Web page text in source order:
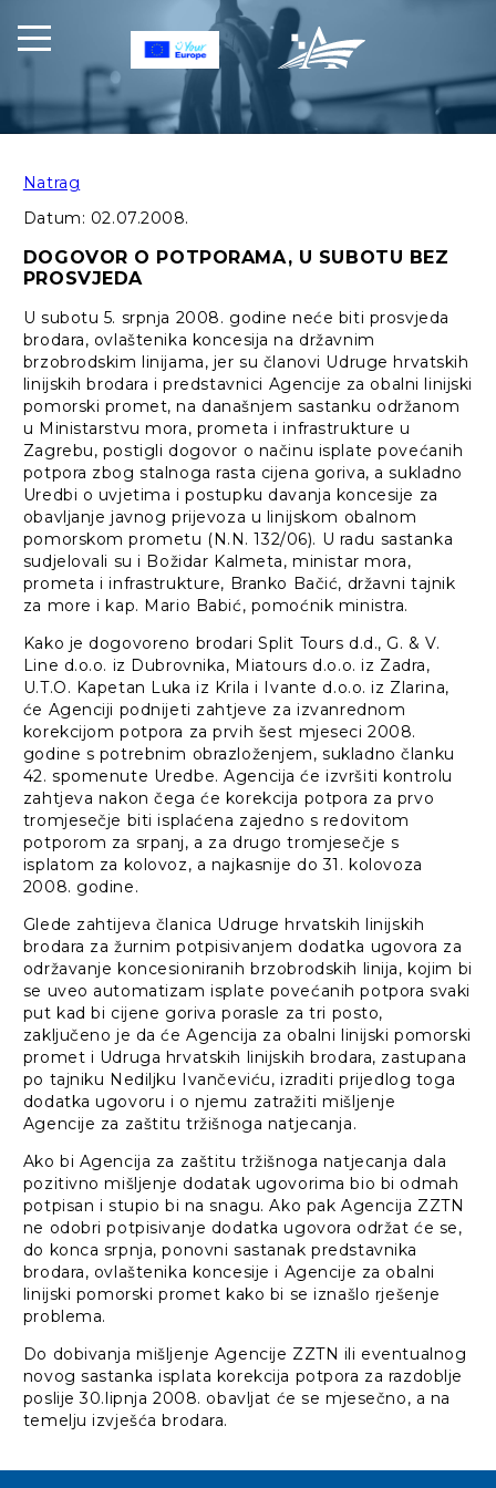
Natrag
Datum: 02.07.2008.
DOGOVOR O POTPORAMA, U SUBOTU BEZ
PROSVJEDA
U subotu 5. srpnja 2008. godine neće biti prosvjeda
brodara, ovlaštenika koncesija na državnim
brzobrodskim linijama, jer su članovi Udruge hrvatskih
linijskih brodara i predstavnici Agencije za obalni linijski
pomorski promet, na današnjem sastanku održanom
u Ministarstvu mora, prometa i infrastrukture u
Zagrebu, postigli dogovor o načinu isplate povećanih
potpora zbog stalnoga rasta cijena goriva, a sukladno
Uredbi o uvjetima i postupku davanja koncesije za
obavljanje javnog prijevoza u linijskom obalnom
pomorskom prometu (N.N. 132/06). U radu sastanka
sudjelovali su i Božidar Kalmeta, ministar mora,
prometa i infrastrukture, Branko Bačić, državni tajnik
za more i kap. Mario Babić, pomoćnik ministra.
Kako je dogovoreno brodari Split Tours d.d., G. & V.
Line d.o.o. iz Dubrovnika, Miatours d.o.o. iz Zadra,
U.T.O. Kapetan Luka iz Krila i Ivante d.o.o. iz Zlarina,
će Agenciji podnijeti zahtjeve za izvanrednom
korekcijom potpora za prvih šest mjeseci 2008.
godine s potrebnim obrazloženjem, sukladno članku
42. spomenute Uredbe. Agencija će izvršiti kontrolu
zahtjeva nakon čega će korekcija potpora za prvo
tromjesečje biti isplaćena zajedno s redovitom
potporom za srpanj, a za drugo tromjesečje s
isplatom za kolovoz, a najkasnije do 31. kolovoza
2008. godine.
Glede zahtijeva članica Udruge hrvatskih linijskih
brodara za žurnim potpisivanjem dodatka ugovora za
održavanje koncesioniranih brzobrodskih linija, kojim bi
se uveo automatizam isplate povećanih potpora svaki
put kad bi cijene goriva porasle za tri posto,
zaključeno je da će Agencija za obalni linijski pomorski
promet i Udruga hrvatskih linijskih brodara, zastupana
po tajniku Nediljku Ivančeviću, izraditi prijedlog toga
dodatka ugovoru i o njemu zatražiti mišljenje
Agencije za zaštitu tržišnoga natjecanja.
Ako bi Agencija za zaštitu tržišnoga natjecanja dala
pozitivno mišljenje dodatak ugovorima bio bi odmah
potpisan i stupio bi na snagu. Ako pak Agencija ZZTN
ne odobri potpisivanje dodatka ugovora održat će se,
do konca srpnja, ponovni sastanak predstavnika
brodara, ovlaštenika koncesije i Agencije za obalni
linijski pomorski promet kako bi se iznašlo rješenje
problema.
Do dobivanja mišljenje Agencije ZZTN ili eventualnog
novog sastanka isplata korekcija potpora za razdoblje
poslije 30.lipnja 2008. obavljat će se mjesečno, a na
temelju izvješća brodara.